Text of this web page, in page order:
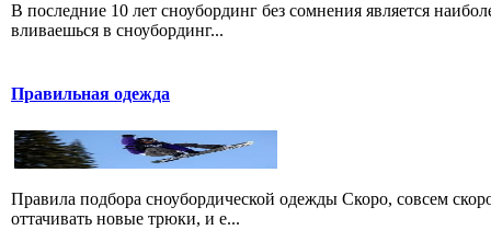
В последние 10 лет сноубординг без сомнения является
вливаешься в сноубординг...
Правильная одежда
Правила подбора сноубордической одежды Скоро, совсем
оттачивать новые трюки, и е...